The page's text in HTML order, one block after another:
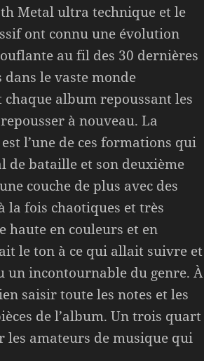
Metal ultra technique et le
ont connu une évolution
au fil des 30 dernières
dans le vaste monde
album repoussant les
à nouveau. La
l’une de ces formations qui
de bataille et son deuxième
couche de plus avec des
la fois chaotiques et très
haute en couleurs et en
le ton à ce qui allait suivre et
incontournable du genre. À
saisir toute les notes et les
de l’album. Un trois quart
les amateurs de musique qui